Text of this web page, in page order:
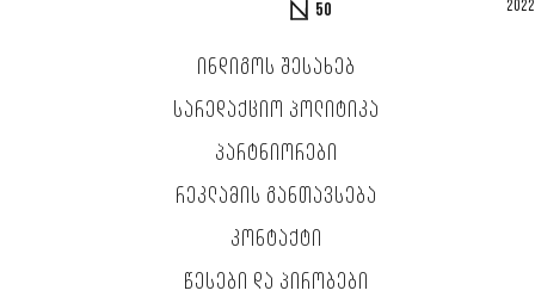
50 2022
ᲘᲜᲓᲘᲒᲝᲡ ᲨᲔᲡᲐᲮᲔᲑ
ᲡᲐᲠᲔᲓᲐᲥᲪᲘᲝ ᲞᲝᲚᲘᲢᲘᲙᲐ
ᲞᲐᲠᲢᲜᲘᲝᲠᲔᲑᲘ
ᲠᲔᲙᲚᲐᲛᲘᲡ ᲒᲐᲜᲗᲐᲕᲡᲔᲑᲐ
ᲙᲝᲜᲢᲐᲥᲢᲘ
ᲬᲔᲡᲔᲑᲘ ᲓᲐ ᲞᲘᲠᲝᲑᲔᲑᲘ